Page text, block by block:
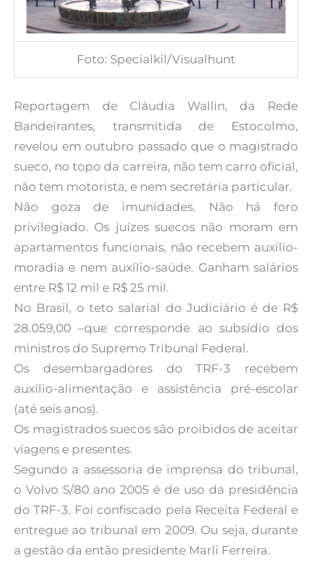
Foto: Specialkil/Visualhunt
Reportagem de Cláudia Wallin, da Rede
Bandeirantes, transmitida de Estocolmo,
revelou em outubro passado que o magistrado
sueco, no topo da carreira, não tem carro oficial,
não tem motorista, e nem secretária particular.
Não goza de imunidades. Não há foro
privilegiado. Os juízes suecos não moram em
apartamentos funcionais, não recebem auxílio-
moradia e nem auxílio-saúde. Ganham salários
entre R$ 12 mil e R$ 25 mil.
No Brasil, o teto salarial do Judiciário é de R$
28.059,00 –que corresponde ao subsídio dos
ministros do Supremo Tribunal Federal.
Os desembargadores do TRF-3 recebem
auxílio-alimentação e assistência pré-escolar
(até seis anos).
Os magistrados suecos são proibidos de aceitar
viagens e presentes.
Segundo a assessoria de imprensa do tribunal,
o Volvo S/80 ano 2005 é de uso da presidência
do TRF-3. Foi confiscado pela Receita Federal e
entregue ao tribunal em 2009. Ou seja, durante
a gestão da então presidente Marli Ferreira.